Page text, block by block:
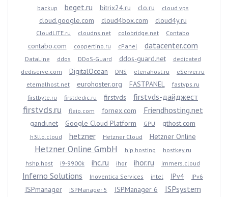
backup beget.ru bitrix24.ru clo.ru cloud vps
cloud.google.com cloud4box.com cloud4y.ru
CloudLITE.ru cloudns.net colobridge.net Contabo
contabo.com coopertino.ru cPanel datacenter.com
DataLine ddos DDoS-Guard ddos-guard.net
dedicated
dediserve.com
DigitalOcean DNS elenahost.ru
eServer.ru
eternalhost.net
eurohoster.org FASTPANEL
fastvps.ru
firstbyte.ru
firstdedic.ru firstvds firstvds-дайджест
firstvds.ru fleio.com fornex.com Friendhosting.net
gandi.net Google Cloud Platform GPU gthost.com
h3llo.cloud hetzner Hetzner Cloud Hetzner Online
Hetzner Online GmbH hip.hosting
hostkey.ru
hshp.host
i9-9900k ihc.ru ihor ihor.ru immers.cloud
Inferno Solutions Inoventica Services intel IPv4 IPv6
ISPmanager ISPManager 5 ISPManager 6 ISPsystem